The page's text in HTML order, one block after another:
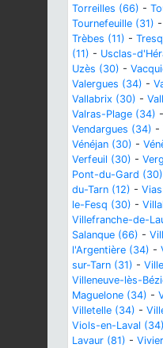
Torreilles (66) -
Tournefeuille (31) -
Trèbes (11) -
(11) - Usclas-
Uzès (30) -
Valergues (34) -
Vallabrix (30) -
Valras-Plage (34) -
Vendargues (34) -
Vénéjan (30) -
Verfeuil (30) -
Pont-du-Gard (30)
du-Tarn (12) -
le-Fesq (30) -
Villefranche-de-
Salanque (66) -
l'Argentière (34) -
sur-Tarn (31) -
Villeneuve-lès-
Maguelone (34) -
Villetelle (34) -
Viols-en-Laval (34)
Lavaur (81) -